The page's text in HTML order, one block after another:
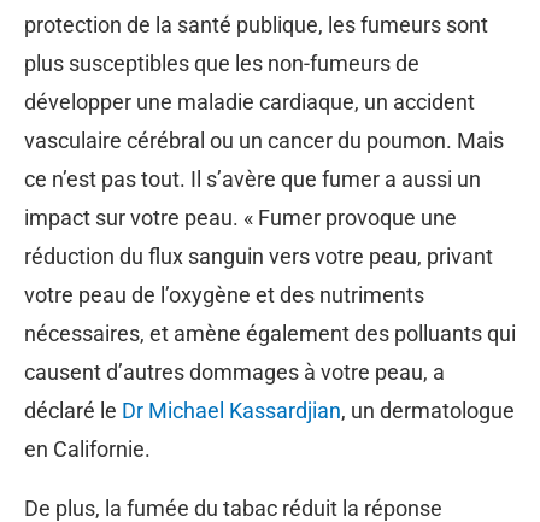
protection de la santé publique, les fumeurs sont
plus susceptibles que les non-fumeurs de
développer une maladie cardiaque, un accident
vasculaire cérébral ou un cancer du poumon. Mais
ce n’est pas tout. Il s’avère que fumer a aussi un
impact sur votre peau. « Fumer provoque une
réduction du flux sanguin vers votre peau, privant
votre peau de l’oxygène et des nutriments
nécessaires, et amène également des polluants qui
causent d’autres dommages à votre peau, a
déclaré le Dr Michael Kassardjian, un dermatologue
en Californie.
De plus, la fumée du tabac réduit la réponse